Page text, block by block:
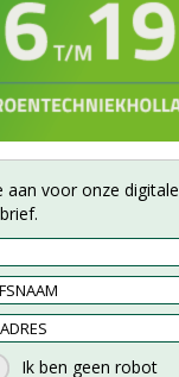
aan voor onze digitale